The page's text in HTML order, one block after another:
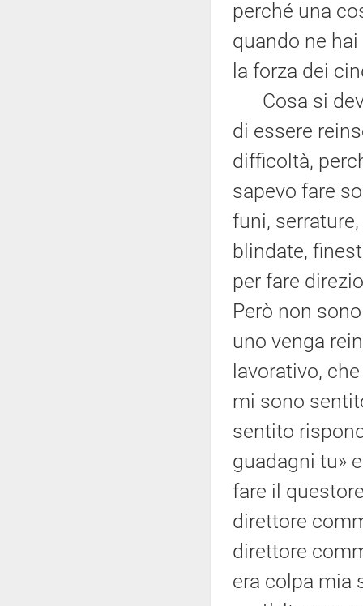
perché una
quando ne
la forza dei
Cosa si
di essere
difficoltà,
sapevo fare
funi,
blindate,
per fare
Però non
uno venga
lavorativo,
mi sono
sentito
guadagni tu»
fare il
direttore
direttore
era colpa mia